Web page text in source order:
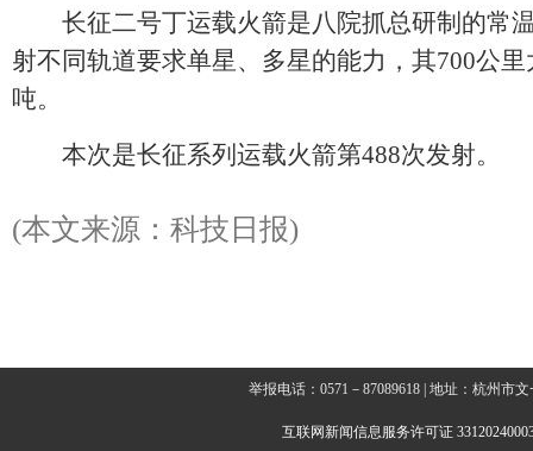
长征二号丁运载火箭是八院抓总研制的常
射不同轨道要求单星、多星的能力，其700公
吨。
本次是长征系列运载火箭第488次发射。
(本文来源：科技日报)
举报电话：0571－87089618 | 地址：杭州市
互联网新闻信息服务许可证